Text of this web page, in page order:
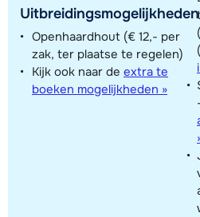
Openhaardhout (€ 12,- per
zak, ter plaatse te regelen)
Kijk ook naar de extra te
boeken mogelijkheden »